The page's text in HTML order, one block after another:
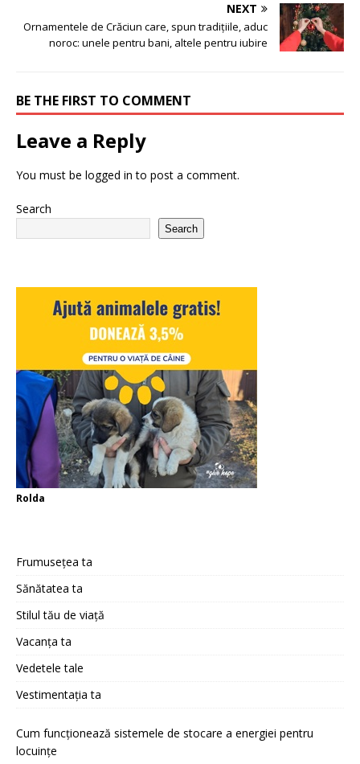
NEXT
Ornamentele de Crăciun care, spun tradițiile, aduc
noroc: unele pentru bani, altele pentru iubire
BE THE FIRST TO COMMENT
Leave a Reply
You must be logged in to post a comment.
Search
Search
Rolda
Frumusețea ta
Sănătatea ta
Stilul tău de viață
Vacanța ta
Vedetele tale
Vestimentația ta
Cum funcționează sistemele de stocare a energiei pentru
locuințe